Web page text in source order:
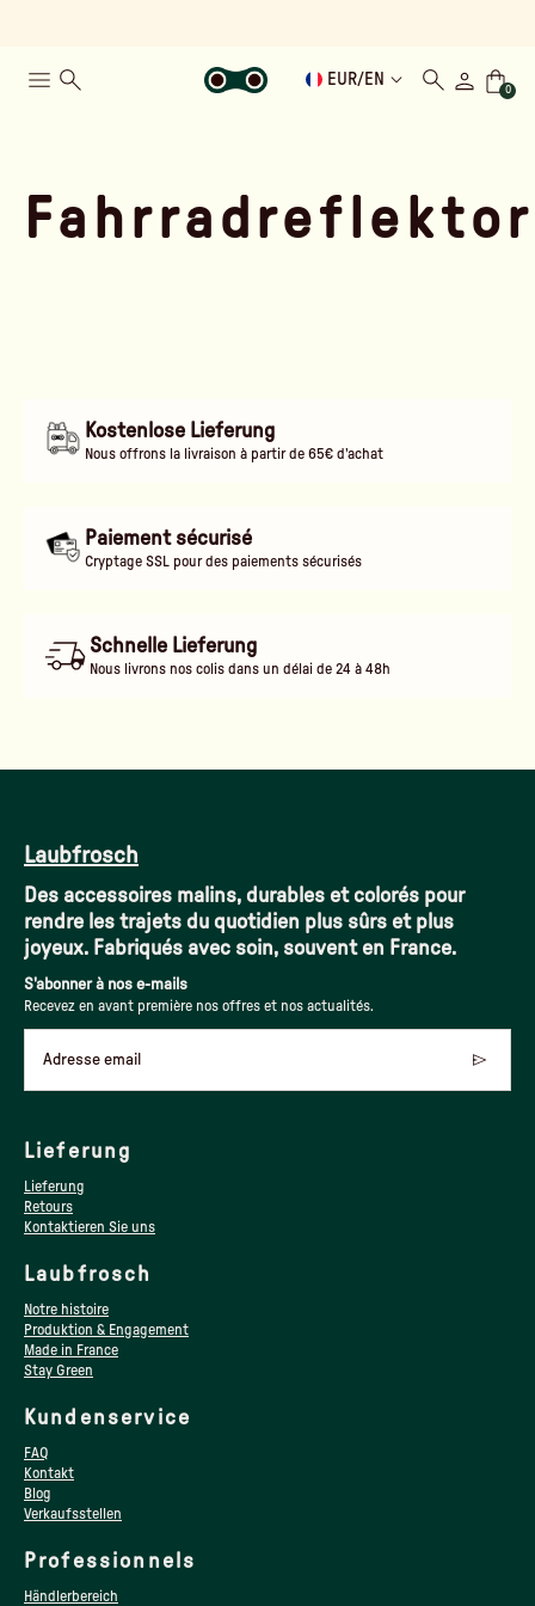
EUR/ EN
0
Kostenlose Lieferung
Nous offrons la livraison à partir de 65€ d'achat
Paiement sécurisé
Cryptage SSL pour des paiements sécurisés
Schnelle Lieferung
Nous livrons nos colis dans un délai de 24 à 48h
Laubfrosch
Des accessoires malins, durables et colorés pour
rendre les trajets du quotidien plus sûrs et plus
joyeux. Fabriqués avec soin, souvent en France.
S'abonner à nos e-mails
Recevez en avant première nos offres et nos actualités.
Adresse email
Lieferung
Lieferung
Retours
Kontaktieren Sie uns
Laubfrosch
Notre histoire
Produktion & Engagement
Made in France
Stay Green
Kundenservice
FAQ
Kontakt
Blog
Verkaufsstellen
Professionnels
Händlerbereich